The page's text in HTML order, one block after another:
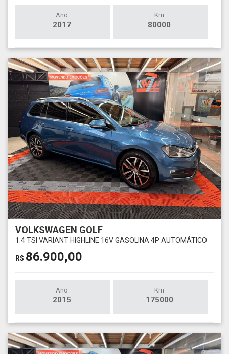
Ano
2017
Km
80000
VOLKSWAGEN GOLF
1.4 TSI VARIANT HIGHLINE 16V GASOLINA 4P AUTOMÁTICO
R$ 86.900,00
Ano
2015
Km
175000